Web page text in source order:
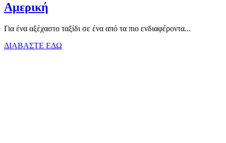
Αμερική
Για ένα αξέχαστο ταξίδι σε ένα από τα πιο ενδιαφέροντα...
ΔΙΑΒΑΣΤΕ ΕΔΩ